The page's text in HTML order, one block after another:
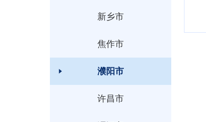
新乡市
焦作市
濮阳市
许昌市